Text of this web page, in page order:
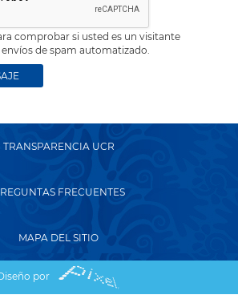
comprobar si usted es un visitante
de spam automatizado.
TRANSPARENCIA UCR
FRECUENTES
MAPA DEL SITIO
por